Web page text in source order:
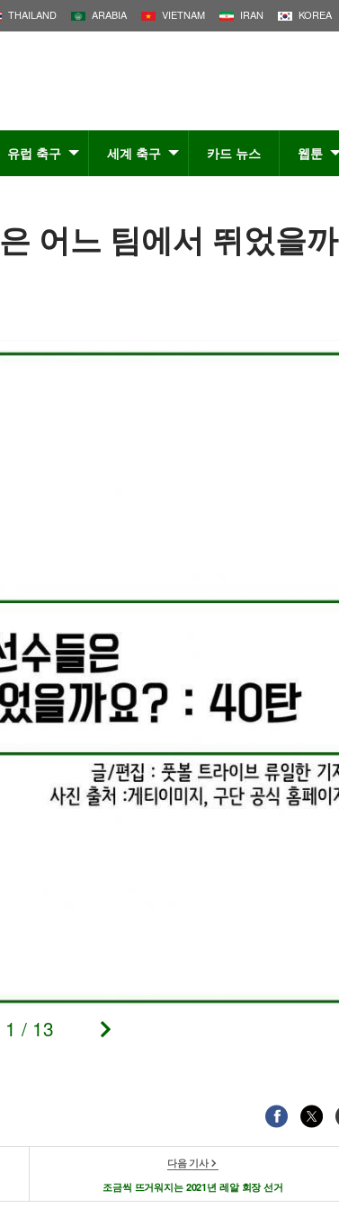
THAILAND ARABIA VIETNAM IRAN KOREA
유럽 축구 세계 축구 카드 뉴스 웹툰
어느 팀에서 뛰었을까
1 / 13
다음 기사
조금씩 뜨거워지는 2021년 레알 회장 선거